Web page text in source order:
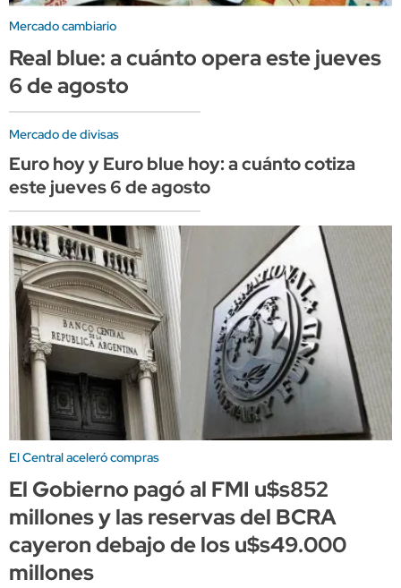
Mercado cambiario
Real blue: a cuánto opera este jueves
6 de agosto
Mercado de divisas
Euro hoy y Euro blue hoy: a cuánto cotiza
este jueves 6 de agosto
El Central aceleró compras
El Gobierno pagó al FMI u$s852
millones y las reservas del BCRA
cayeron debajo de los u$s49.000
millones